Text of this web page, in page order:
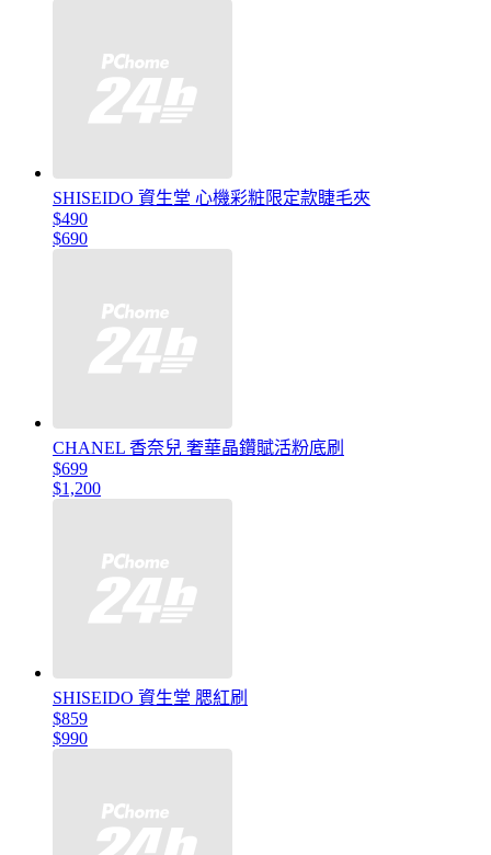
SHISEIDO 資生堂 心機彩粧限定款睫毛夾
$490
$690
CHANEL 香奈兒 奢華晶鑽賦活粉底刷
$699
$1,200
SHISEIDO 資生堂 腮紅刷
$859
$990